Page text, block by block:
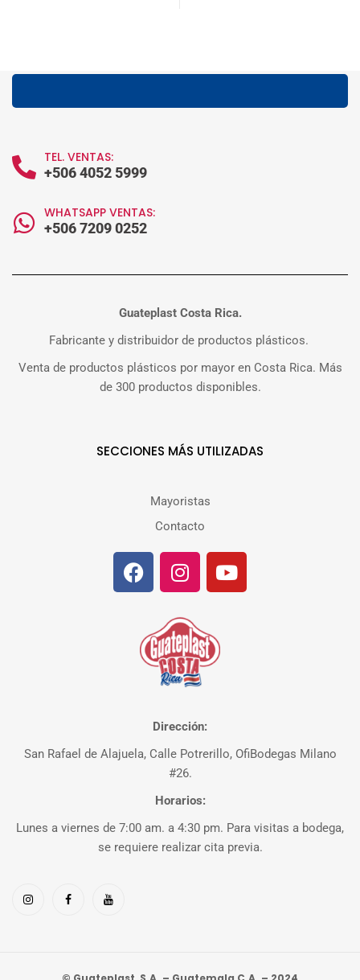
TEL. VENTAS:
+506 4052 5999
WHATSAPP VENTAS:
+506 7209 0252
Guateplast Costa Rica.
Fabricante y distribuidor de productos plásticos.
Venta de productos plásticos por mayor en Costa Rica. Más
de 300 productos disponibles.
SECCIONES MÁS UTILIZADAS
Mayoristas
Contacto
Dirección:
San Rafael de Alajuela, Calle Potrerillo, OfiBodegas Milano
#26.
Horarios:
Lunes a viernes de 7:00 am. a 4:30 pm. Para visitas a bodega,
se requiere realizar cita previa.